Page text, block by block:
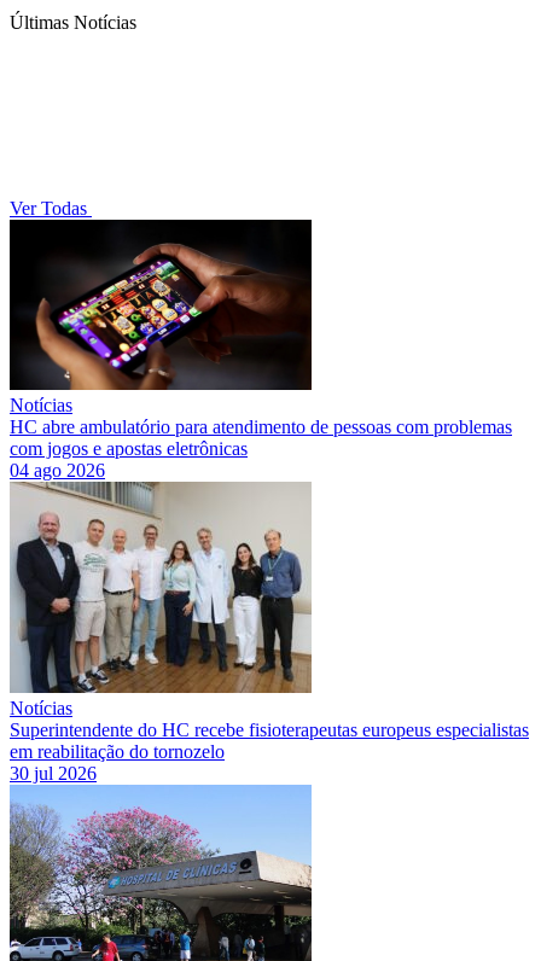
Últimas Notícias
Ver Todas
Notícias
HC abre ambulatório para atendimento de pessoas com problemas
com jogos e apostas eletrônicas
04 ago 2026
Notícias
Superintendente do HC recebe fisioterapeutas europeus especialistas
em reabilitação do tornozelo
30 jul 2026